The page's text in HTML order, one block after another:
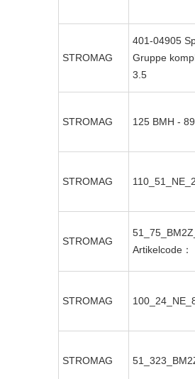
STROMAG
401-04905
Gruppe
3.5
STROMAG 125 BMH -
STROMAG
STROMAG
Artikelcode
STROMAG
STROMAG